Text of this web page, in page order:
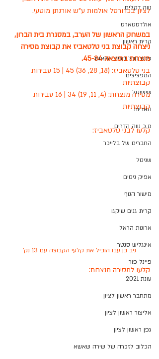
נווה דקלים
אולדסטארס
קרית ראשון
פרס נובל קרית הלאום
המפציצים
שישיסל
האריות
מ.כ נווה הדרים
החברים של בלייכר
שניסל
אפיק ניסים
מישור הנוף
קרית גנים שיקגו
ארונות הראל
אינגליש סנטר
פיינל פור
עונת 2021
מתחבר ראשון לציון
אליצור ראשון לציון
גפן ראשון לציון
הכלוב לזכרה של שירה שאשא
לציון בכדורסל אולמות ע"ש אורנתן מוטעי.
במשחק הראשון של הערב, במסגרת בית הברון,
ניצחה קבוצת בני טלטאביז את קבוצת מסירה
מנצחת בתוצאה 45-34.
בני טלטאביז: (18, 28, 36) 45 | 15 עבירות
קבוצתיות
מסירה מנצחת: (4, 11, 19) 34 | 16 עבירות
קבוצתיות
קלעו לבני טלטאביז:
ניב בן עבו הוביל את קלעי הקבוצה עם 13 נק'
קלעו למסירה מנצחת: